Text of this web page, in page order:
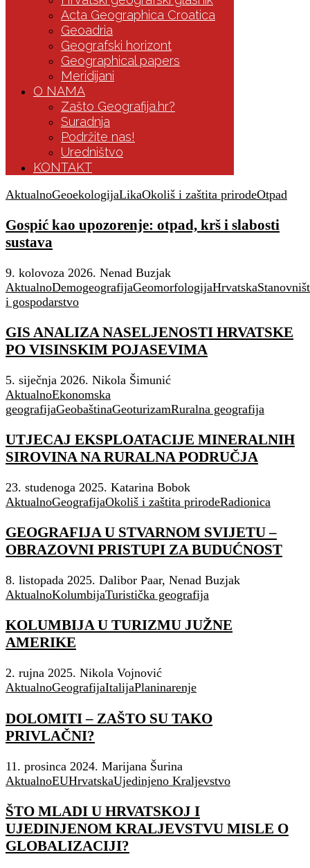
Acta Geographica Croatica
Geoadria
Geografski horizont
Geographical papers
Meridijani
O NAMA
Zašto Geografija.hr?
Suradnja
Podržite nas!
Uredništvo
KONTAKT
AktualnoGeoekologijaLikaOkoliš i zaštita prirodeOtpad
Gospić kao upozorenje: otpad, krš i slabosti
sustava
9. kolovoza 2026. Nenad Buzjak
AktualnoDemogeografijaGeomorfologijaHrvatska
i gospodarstvo
GIS ANALIZA NASELJENOSTI HRVATSKE
PO VISINSKIM POJASEVIMA
5. siječnja 2026. Nikola Šimunić
AktualnoEkonomska
geografijaGeobaštinaGeoturizamRuralna geografija
UTJECAJ EKSPLOATACIJE MINERALNIH
SIROVINA NA RURALNA PODRUČJA
23. studenoga 2025. Katarina Bobok
AktualnoGeografijaOkoliš i zaštita prirodeRadionica
GEOGRAFIJA U STVARNOM SVIJETU –
OBRAZOVNI PRISTUPI ZA BUDUĆNOST
8. listopada 2025. Dalibor Paar, Nenad Buzjak
AktualnoKolumbijaTuristička geografija
KOLUMBIJA U TURIZMU JUŽNE
AMERIKE
2. rujna 2025. Nikola Vojnović
AktualnoGeografijaItalijaPlaninarenje
DOLOMITI – ZAŠTO SU TAKO
PRIVLAČNI?
11. prosinca 2024. Marijana Šurina
AktualnoEUHrvatskaUjedinjeno Kraljevstvo
ŠTO MLADI U HRVATSKOJ I
UJEDINJENOM KRALJEVSTVU MISLE O
GLOBALIZACIJI?